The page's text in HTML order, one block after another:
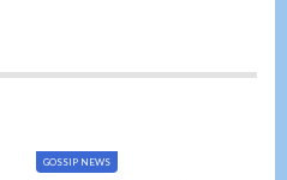
GOSSIP NEWS